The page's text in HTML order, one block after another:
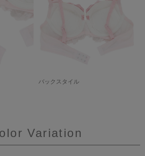
バックスタイル
Variation